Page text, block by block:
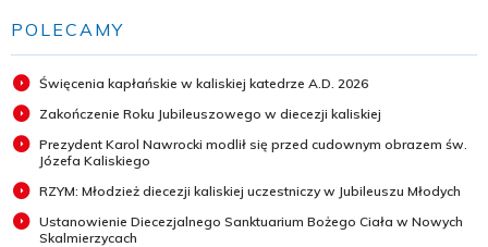
POLECAMY
Święcenia kapłańskie w kaliskiej katedrze A.D. 2026
Zakończenie Roku Jubileuszowego w diecezji kaliskiej
Prezydent Karol Nawrocki modlił się przed cudownym obrazem św.
Józefa Kaliskiego
RZYM: Młodzież diecezji kaliskiej uczestniczy w Jubileuszu Młodych
Ustanowienie Diecezjalnego Sanktuarium Bożego Ciała w Nowych
Skalmierzycach